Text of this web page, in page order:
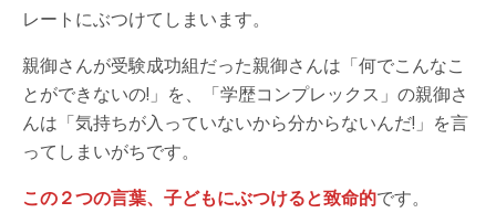
レートにぶつけてしまいます。
親御さんが受験成功組だった親御さんは「何でこんなこ
とができないの!」を、「学歴コンプレックス」の親御さ
んは「気持ちが入っていないから分からないんだ!」を言
ってしまいがちです。
この２つの言葉、子どもにぶつけると致命的です。